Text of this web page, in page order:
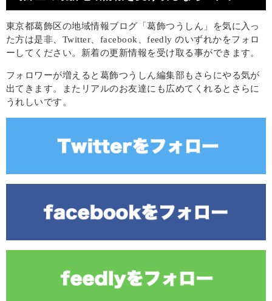
東京都葛飾区の地域情報ブログ「葛飾つうしん」を気に入っ
た方は是非、Twitter、facebook、feedly のいずれかをフォロ
ーしてください。新着の更新情報を受け取る事ができます。
フォロワーが増えると葛飾つうしん編集部もさらにやる気が
出てきます。またリアルのお友達にも広めてくれるとさらに
うれしいです。